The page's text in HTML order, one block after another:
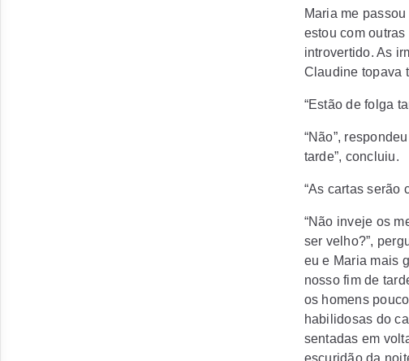
Maria me
estou com
introvertido. As
Claudine topava
“Estão de folga
“Não”,
tarde”, concluiu.
“As cartas serão
“Não inveje os
ser velho?”,
eu e Maria mais
nosso fim de
os homens
habilidosas do
sentadas em
escuridão da